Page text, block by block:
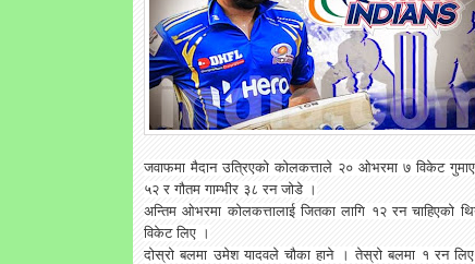
जवाफमा मैदान उत्रिएको कोलकत्ताले २० ओभरमा ७ विकेट
५२ र गौतम गाम्भीर ३८ रन जोडे ।
अन्तिम ओभरमा कोलकत्तालाई जितका लागि १२ रन चाहिएको
विकेट लिए ।
दोस्रो बलमा उमेश यादवले चौका हाने । तेस्रो बलमा १ रन